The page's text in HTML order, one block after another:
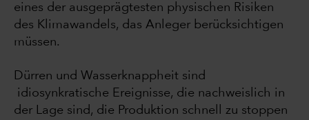
eines der ausgeprägtesten physischen Risiken
des Klimawandels, das Anleger berücksichtigen
müssen.
Dürren und Wasserknappheit sind
idiosynkratische Ereignisse, die nachweislich in
der Lage sind, die Produktion schnell zu stoppen